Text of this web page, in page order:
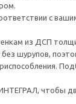
с
из ДСП
шурупов,
чтобы